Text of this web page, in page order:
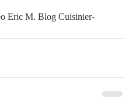
Eric M. Blog Cuisinier-